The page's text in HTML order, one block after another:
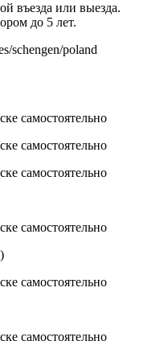
въезда или выезда.
до 5 лет.
schengen/poland